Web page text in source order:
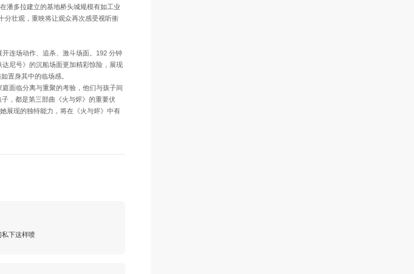
潘多拉建立的基地桥头城规模有如工业
分壮观，重映将让观众再次感受视听衝
连场动作、追杀、激斗场面。192 分钟
尼号》的沉船场面更加精彩惊险，展现
置身其中的临场感。
面临分离与重聚的考验，他们与孩子间
，都是第三部曲《火与烬》的重要伏
展现的独特能力，将在《火与烬》中有
私下这样喷